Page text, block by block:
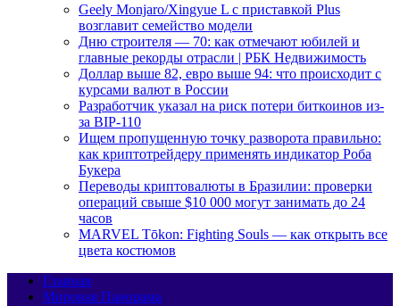
Geely Monjaro/Xingyue L с приставкой Plus
возглавит семейство модели
Дню строителя — 70: как отмечают юбилей и
главные рекорды отрасли | РБК Недвижимость
Доллар выше 82, евро выше 94: что происходит с
курсами валют в России
Разработчик указал на риск потери биткоинов из-
за BIP-110
Ищем пропущенную точку разворота правильно:
как криптотрейдеру применять индикатор Роба
Букера
Переводы криптовалюты в Бразилии: проверки
операций свыше $10 000 могут занимать до 24
часов
MARVEL Tōkon: Fighting Souls — как открыть все
цвета костюмов
Главная
Мировая Панорама